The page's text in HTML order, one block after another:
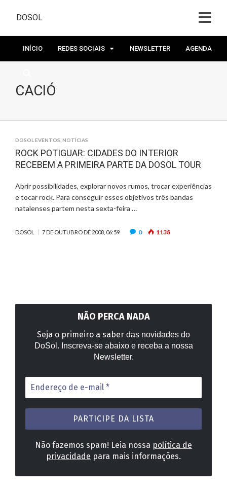
DOSOL
INÍCIO REDES SOCIAIS NEWSLETTER AGENDA
CACIÓ
DOSOL EVENTOS NOTÍCIAS
ROCK POTIGUAR: CIDADES DO INTERIOR
RECEBEM A PRIMEIRA PARTE DA DOSOL TOUR
Abrir possibilidades, explorar novos rumos, trocar experiências
e tocar rock. Para conseguir esses objetivos três bandas
natalenses partem nesta sexta-feira …
DOSOL 7 DE OUTUBRO DE 2008, 06:59 0 1138
NÃO PERCA NADA
Seja o primeiro a saber das novidades do
DoSol. Inscreva-se abaixo e receba a nossa
Newsletter.
Endereço
de
e-
mail
Não fazemos spam! Leia nossa política de
privacidade para mais informações.